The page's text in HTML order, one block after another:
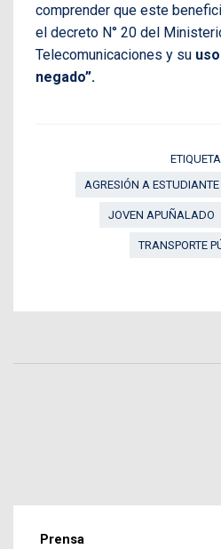
comprender que este
el decreto N° 20 del
Telecomunicaciones y su
negado”.
AGRESIÓN A ESTUDIANTE
JOVEN APUÑALADO
TRANSPORTE
Prensa